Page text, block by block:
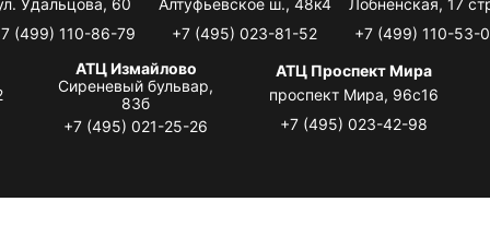
(499) 110-86-79
+7 (495) 023-81-52
+7 (499) 110-53-
АТЦ Измайлово
Сиреневый бульвар,
83б
+7 (495) 021-25-26
АТЦ Проспект Мира
проспект Мира, 96с16
+7 (495) 023-42-98